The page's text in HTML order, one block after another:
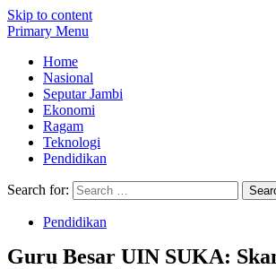
Skip to content
Primary Menu
Home
Nasional
Seputar Jambi
Ekonomi
Ragam
Teknologi
Pendidikan
Search for:
Pendidikan
Guru Besar UIN SUKA: